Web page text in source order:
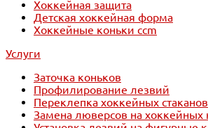
Хоккейная защита
Детская хоккейная форма
Хоккейные коньки ccm
Услуги
Заточка коньков
Профилирование лезвий
Переклепка хоккейных стаканов
Замена люверсов на хоккейных